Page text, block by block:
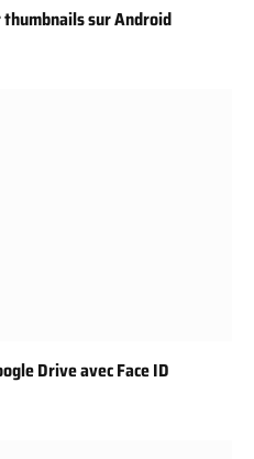
sur Android
Drive avec Face ID